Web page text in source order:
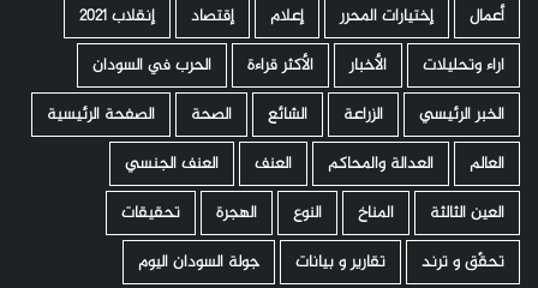
أعمال
إختيارات المحرر إعلام إقتصاد
إنقلاب 2021
اراء وتحليلات
الأخبار الأكثر قراءة
الحرب في السودان
الخبر الرئيسي
الزراعة الشائع الصحة
الصفحة الرئيسية
العالم
العدالة والمحاكم العنف
العنف الجنسي
العين الثالثة
المناخ النوع الهجرة
تحقيقات
تحقّق و ترند
تقارير و بيانات
جولة السودان اليوم